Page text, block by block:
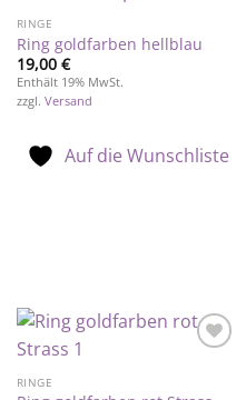
RINGE
Ring goldfarben hellblau
19,00 €
Enthält 19% MwSt.
zzgl. Versand
Auf die Wunschliste
RINGE